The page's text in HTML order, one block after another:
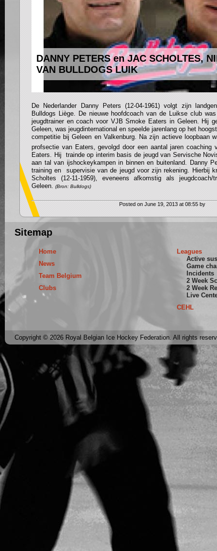
DANNY PETERS en JAC SCHOLTES,
VAN BULLDOGS LUIK
De Nederlander Danny Peters (12-04-1961) volgt zijn
Bulldogs Liège. De nieuwe hoofdcoach van de Luikse club
jeugdtrainer en coach voor VJB Smoke Eaters in Geleen. Hij
Geleen, was jeugdinternational en speelde jarenlang op het
competitie bij Geleen en Valkenburg. Na zijn actieve loopbaan
profsectie van Eaters, gevolgd door een aantal jaren coaching
Eaters. Hij trainde op interim basis de jeugd van Servische
aan tal van ijshockeykampen in binnen en buitenland. Danny
training en supervisie van de jeugd voor zijn rekening. Hierbij
Scholtes (12-11-1959), eveneens afkomstig als
Geleen. (Bron: Bulldogs)
Posted on June 19, 2013 at 08:55 by
Sitemap
Home
News
Team Belgium
Clubs
Leagues
Active
Game
Incidents
2 Week
2 Week
Live
CEHL
Copyright © 2026 Royal Belgian Ice Hockey Federation. All rights